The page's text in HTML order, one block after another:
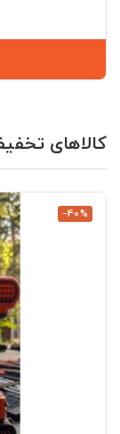
کالاهای
‎−40%